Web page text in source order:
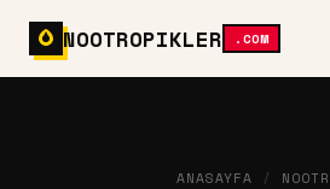
NOOTROPIKLER .COM
ANASAYFA /